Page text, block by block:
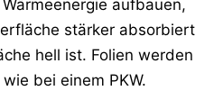
aufbauen,
stärker absorbiert
hell ist. Folien werden
bei einem PKW.